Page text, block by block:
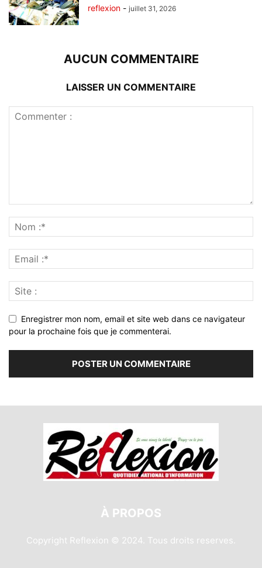
reflexion - juillet 31, 2026
AUCUN COMMENTAIRE
LAISSER UN COMMENTAIRE
Enregistrer mon nom, email et site web dans ce navigateur
pour la prochaine fois que je commenterai.
À PROPOS
Copyright Reflexion © 2024. Tous droits reserves.